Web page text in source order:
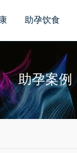
助孕饮食
助孕案例